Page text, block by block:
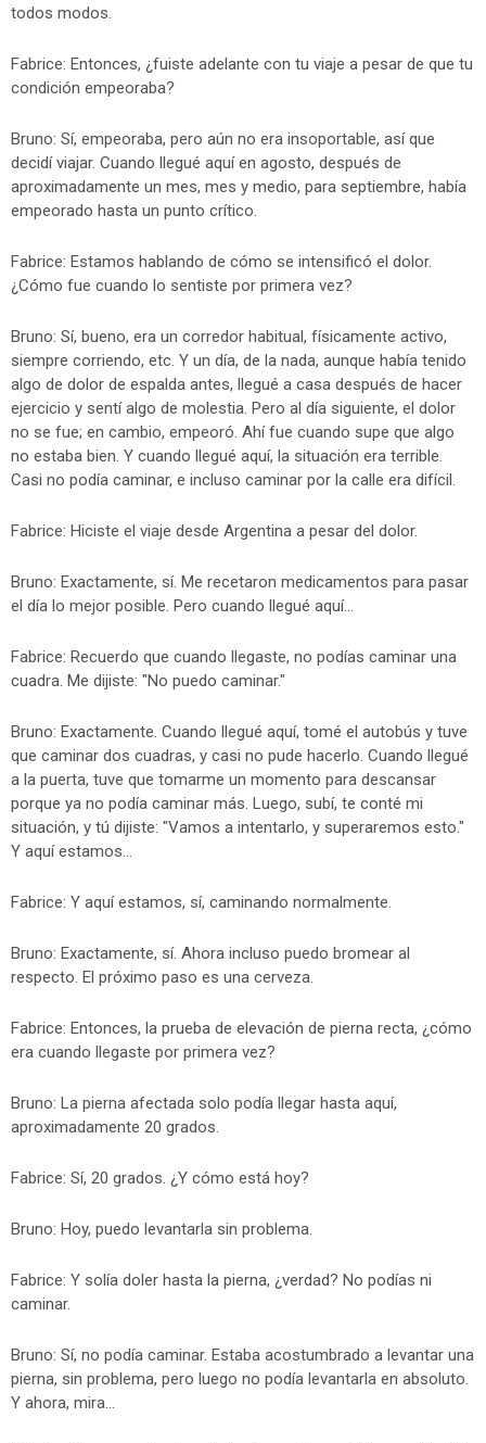
todos modos.
Fabrice: Entonces, ¿fuiste adelante con tu viaje a pesar de que tu
condición empeoraba?
Bruno: Sí, empeoraba, pero aún no era insoportable, así que
decidí viajar. Cuando llegué aquí en agosto, después de
aproximadamente un mes, mes y medio, para septiembre, había
empeorado hasta un punto crítico.
Fabrice: Estamos hablando de cómo se intensificó el dolor.
¿Cómo fue cuando lo sentiste por primera vez?
Bruno: Sí, bueno, era un corredor habitual, físicamente activo,
siempre corriendo, etc. Y un día, de la nada, aunque había tenido
algo de dolor de espalda antes, llegué a casa después de hacer
ejercicio y sentí algo de molestia. Pero al día siguiente, el dolor
no se fue; en cambio, empeoró. Ahí fue cuando supe que algo
no estaba bien. Y cuando llegué aquí, la situación era terrible.
Casi no podía caminar, e incluso caminar por la calle era difícil.
Fabrice: Hiciste el viaje desde Argentina a pesar del dolor.
Bruno: Exactamente, sí. Me recetaron medicamentos para pasar
el día lo mejor posible. Pero cuando llegué aquí...
Fabrice: Recuerdo que cuando llegaste, no podías caminar una
cuadra. Me dijiste: "No puedo caminar."
Bruno: Exactamente. Cuando llegué aquí, tomé el autobús y tuve
que caminar dos cuadras, y casi no pude hacerlo. Cuando llegué
a la puerta, tuve que tomarme un momento para descansar
porque ya no podía caminar más. Luego, subí, te conté mi
situación, y tú dijiste: "Vamos a intentarlo, y superaremos esto."
Y aquí estamos...
Fabrice: Y aquí estamos, sí, caminando normalmente.
Bruno: Exactamente, sí. Ahora incluso puedo bromear al
respecto. El próximo paso es una cerveza.
Fabrice: Entonces, la prueba de elevación de pierna recta, ¿cómo
era cuando llegaste por primera vez?
Bruno: La pierna afectada solo podía llegar hasta aquí,
aproximadamente 20 grados.
Fabrice: Sí, 20 grados. ¿Y cómo está hoy?
Bruno: Hoy, puedo levantarla sin problema.
Fabrice: Y solía doler hasta la pierna, ¿verdad? No podías ni
caminar.
Bruno: Sí, no podía caminar. Estaba acostumbrado a levantar una
pierna, sin problema, pero luego no podía levantarla en absoluto.
Y ahora, mira...